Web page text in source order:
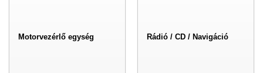
Motorvezérlő egység Rádió / CD / Navigáció